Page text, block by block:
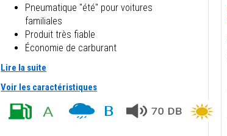
Pneumatique "été" pour voitures
familiales
Produit très fiable
Économie de carburant
Lire la suite
Voir les caractéristiques